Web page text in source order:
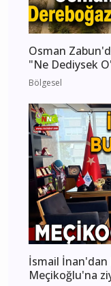
Osman
"Ne Dediysek
Bölgesel
İsmail İnan'dan
Meçikoğlu'na